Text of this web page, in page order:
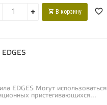
+ В корзину
EDGES Могут использоваться
пристегивающихся...